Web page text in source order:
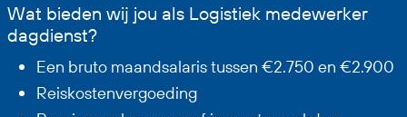
Wat bieden wij jou als Logistiek medewerker
dagdienst?
Een bruto maandsalaris tussen €2.750 en €2.900
Reiskostenvergoeding